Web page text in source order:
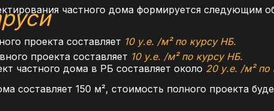
частного дома формируется следующим
проекта составляет 10 у.е. /м² по курсу НБ.
проекта составляет 10 у.е. /м² по курсу НБ.
частного дома в РБ составляет около 20 у.е. /м² по
составляет 150 м², стоимость полного проекта